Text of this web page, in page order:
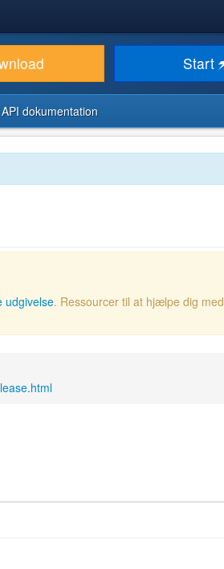
Start
API dokumentation
udgivelse. Ressourcer til at hjælpe dig med